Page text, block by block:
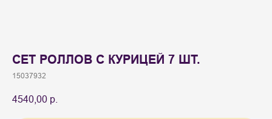
СЕТ РОЛЛОВ С КУРИЦЕЙ 7 ШТ.
15037932
4540,00 р.